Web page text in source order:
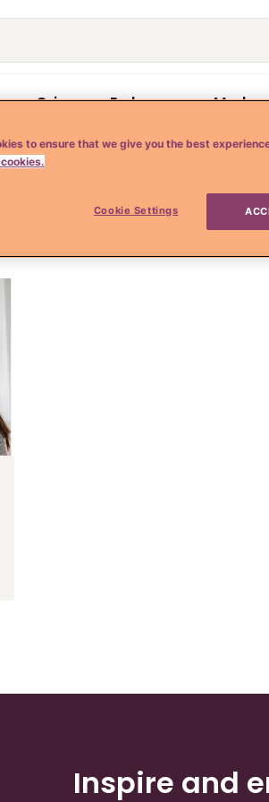
Crianza y Embarazo Moda
Inspire and
to ensure that we give you the best
Cookie Settings